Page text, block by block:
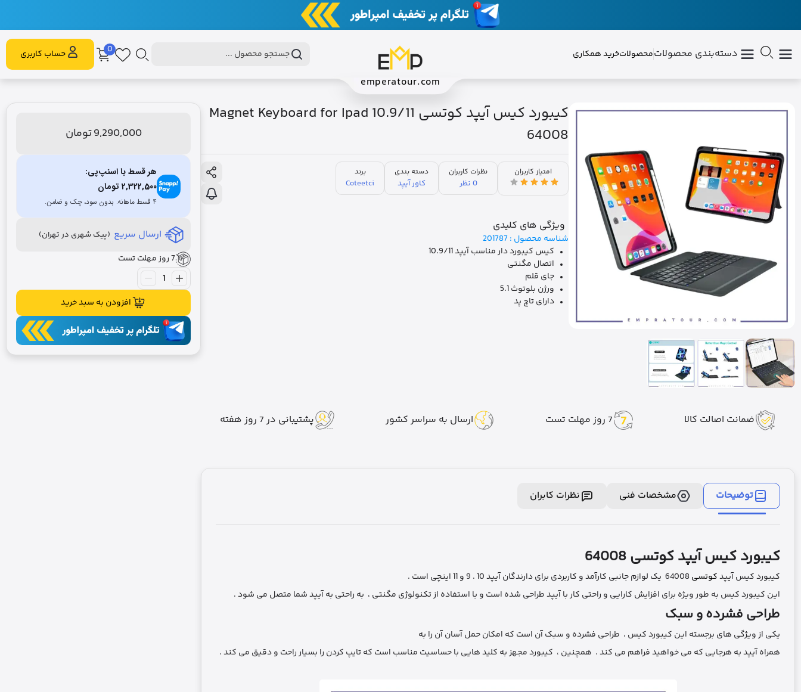
دسته‌بندی محصولاتمحصولاتخرید همکاری جستجو محصول ... 0 حساب کاربری
emperatour.com
کیبورد کیس آیپد کوتسی Magnet Keyboard for Ipad 10.9/11
64008
امتیاز کاربران نظرات کاربران
0 نظر
دسته بندی
کاور آیپد
برند
Coteetci
ویژگی های کلیدی
شناسه محصول :201787
کیس کیبورد دار مناسب آیپد 10.9/11
اتصال مگنتی
جای قلم
ورژن بلوتوث 5.1
دارای تاچ پد
ضمانت اصالت کالا 7 روز مهلت تست ارسال به سراسر کشور پشتیبانی در 7 روز هفته
توضیحات مشخصات فنی نظرات کابران
کیبورد کیس آیپد کوتسی 64008
کیبورد کیس آیپدکوتسی
این کیبورد کیس به طور ویژه برای افزایش کارایی و راحتی کار با آیپد طراحی شده است و با استفاده از تکنولوژی مگنتی ، به راحتی به آیپد شما متصل می ‌شود .
طراحی فشرده و سبک
یکی از ویژگی‌ های برجسته این کیبورد کیس ، طراحی فشرده و سبک آن است که امکان حمل آسان آن را به
همراه آیپد به هرجایی که می ‌خواهید فراهم می ‌کند . همچنین ، کیبورد مجهز به کلید هایی با حساسیت مناسب است که تایپ کردن را بسیار راحت و دقیق می ‌کند .
9,290,000تومان
هر قسط با اسنپ‌پی:
2,322,500 تومان
۴ قسط ماهانه. بدون سود، چک و ضامن.
ارسال سریع (پیک شهری در تهران)
7 روز مهلت تست
افزودن به سبد خرید